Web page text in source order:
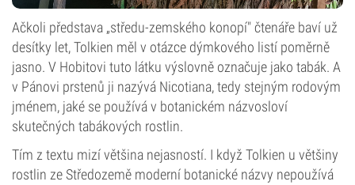
Ačkoli představa „středu-zemského konopí" čtenáře baví už
desítky let, Tolkien měl v otázce dýmkového listí poměrně
jasno. V Hobitovi tuto látku výslovně označuje jako tabák. A
v Pánovi prstenů ji nazývá Nicotiana, tedy stejným rodovým
jménem, jaké se používá v botanickém názvosloví
skutečných tabákových rostlin.
Tím z textu mizí většina nejasností. I když Tolkien u většiny
rostlin ze Středozemě moderní botanické názvy nepoužívá